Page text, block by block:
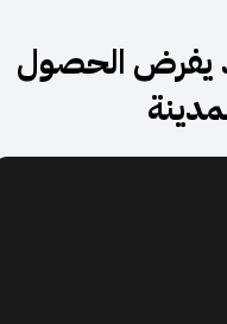
يفرض الحصول